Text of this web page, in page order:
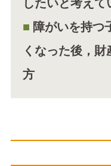
したいと考えて
障がいを持つ
くなった後，
方